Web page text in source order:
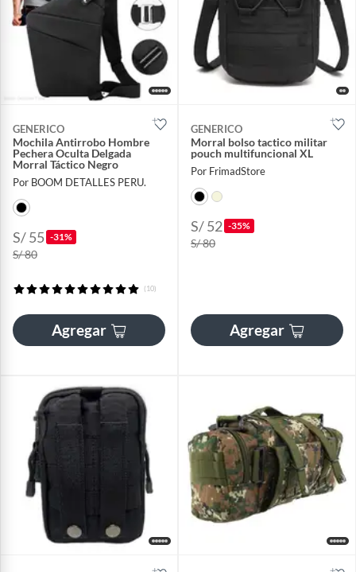
GENERICO
Mochila Antirrobo Hombre
Pechera Oculta Delgada
Morral Táctico Negro
Por BOOM DETALLES PERU.
S/ 55 -31%
S/ 80
(10)
Agregar
GENERICO
Morral bolso tactico militar
pouch multifuncional XL
Por FrimadStore
S/ 52 -35%
S/ 80
Agregar